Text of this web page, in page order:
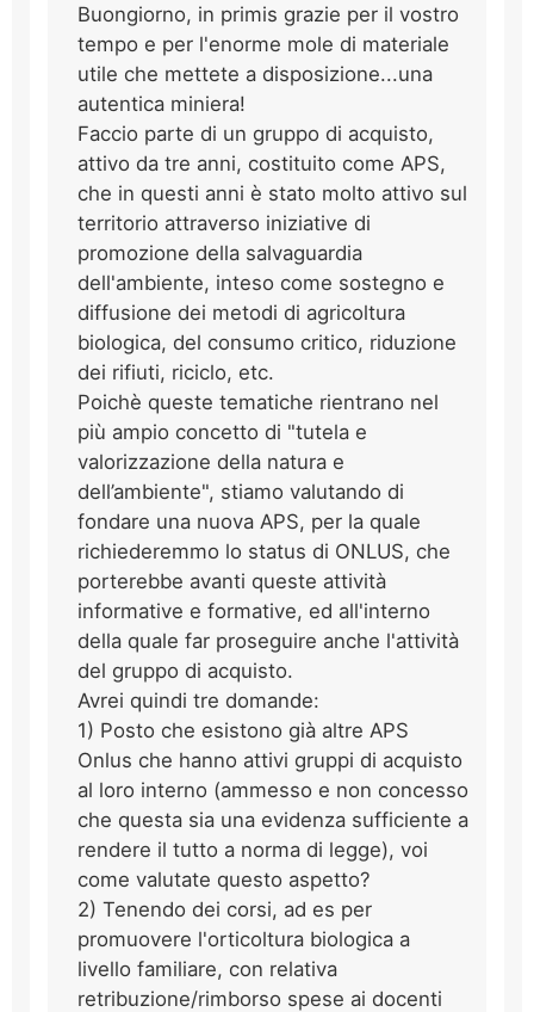
Buongiorno, in primis grazie per il vostro
tempo e per l'enorme mole di materiale
utile che mettete a disposizione...una
autentica miniera!
Faccio parte di un gruppo di acquisto,
attivo da tre anni, costituito come APS,
che in questi anni è stato molto attivo sul
territorio attraverso iniziative di
promozione della salvaguardia
dell'ambiente, inteso come sostegno e
diffusione dei metodi di agricoltura
biologica, del consumo critico, riduzione
dei rifiuti, riciclo, etc.
Poichè queste tematiche rientrano nel
più ampio concetto di "tutela e
valorizzazione della natura e
dell’ambiente", stiamo valutando di
fondare una nuova APS, per la quale
richiederemmo lo status di ONLUS, che
porterebbe avanti queste attività
informative e formative, ed all'interno
della quale far proseguire anche l'attività
del gruppo di acquisto.
Avrei quindi tre domande:
1) Posto che esistono già altre APS
Onlus che hanno attivi gruppi di acquisto
al loro interno (ammesso e non concesso
che questa sia una evidenza sufficiente a
rendere il tutto a norma di legge), voi
come valutate questo aspetto?
2) Tenendo dei corsi, ad es per
promuovere l'orticoltura biologica a
livello familiare, con relativa
retribuzione/rimborso spese ai docenti